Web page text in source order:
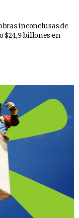
inconclusas de
$24,9 billones en